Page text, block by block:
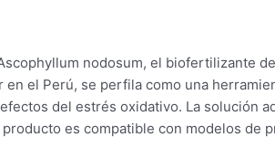
nodosum, el biofertilizante
el Perú, se perfila como una
del estrés oxidativo. La solución
es compatible con modelos de